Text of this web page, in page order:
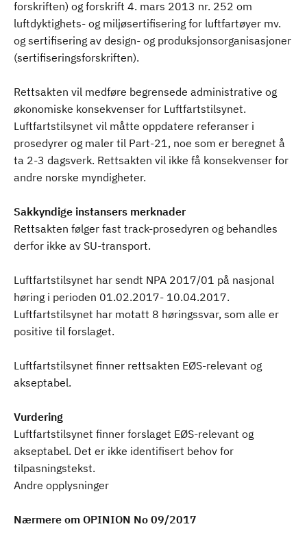
forskriften) og forskrift 4. mars 2013 nr. 252 om
luftdyktighets- og miljøsertifisering for luftfartøyer mv.
og sertifisering av design- og produksjonsorganisasjoner
(sertifiseringsforskriften).
Rettsakten vil medføre begrensede administrative og
økonomiske konsekvenser for Luftfartstilsynet.
Luftfartstilsynet vil måtte oppdatere referanser i
prosedyrer og maler til Part-21, noe som er beregnet å
ta 2-3 dagsverk. Rettsakten vil ikke få konsekvenser for
andre norske myndigheter.
Sakkyndige instansers merknader
Rettsakten følger fast track-prosedyren og behandles
derfor ikke av SU-transport.
Luftfartstilsynet har sendt NPA 2017/01 på nasjonal
høring i perioden 01.02.2017- 10.04.2017.
Luftfartstilsynet har motatt 8 høringssvar, som alle er
positive til forslaget.
Luftfartstilsynet finner rettsakten EØS-relevant og
akseptabel.
Vurdering
Luftfartstilsynet finner forslaget EØS-relevant og
akseptabel. Det er ikke identifisert behov for
tilpasningstekst.
Andre opplysninger
Nærmere om OPINION No 09/2017